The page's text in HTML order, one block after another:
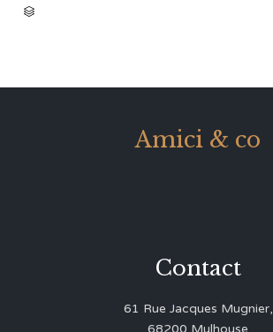

Amici & co
Contact
61 Rue Jacques Mugnier,